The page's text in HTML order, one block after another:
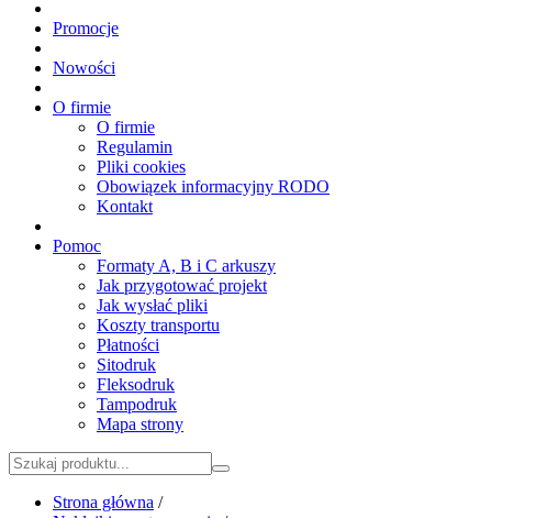
Promocje
Nowości
O firmie
O firmie
Regulamin
Pliki cookies
Obowiązek informacyjny RODO
Kontakt
Pomoc
Formaty A, B i C arkuszy
Jak przygotować projekt
Jak wysłać pliki
Koszty transportu
Płatności
Sitodruk
Fleksodruk
Tampodruk
Mapa strony
Strona główna /